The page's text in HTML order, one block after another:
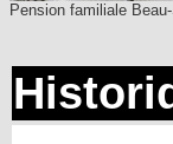
Pension familiale